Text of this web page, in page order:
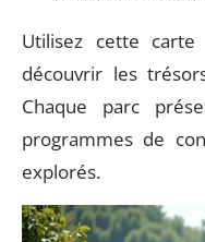
Utilisez cette
découvrir les
Chaque parc
programmes de
explorés.